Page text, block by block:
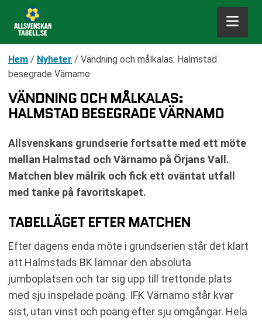
Hem / Nyheter / Vändning och målkalas: Halmstad
besegrade Värnamo
VÄNDNING OCH MÅLKALAS:
HALMSTAD BESEGRADE VÄRNAMO
Allsvenskans grundserie fortsatte med ett möte
mellan Halmstad och Värnamo på Örjans Vall.
Matchen blev målrik och fick ett oväntat utfall
med tanke på favoritskapet.
TABELLÄGET EFTER MATCHEN
Efter dagens enda möte i grundserien står det klart
att Halmstads BK lämnar den absoluta
jumboplatsen och tar sig upp till trettonde plats
med sju inspelade poäng. IFK Värnamo står kvar
sist, utan vinst och poäng efter sju omgångar. Hela